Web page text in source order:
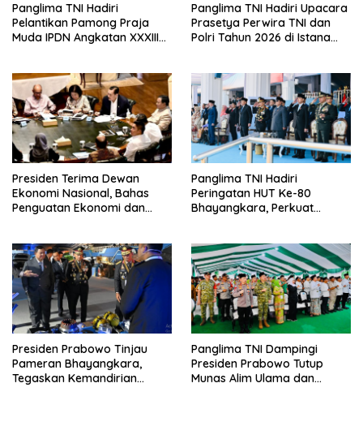
Panglima TNI Hadiri
Pelantikan Pamong Praja
Muda IPDN Angkatan XXXIII
Panglima TNI Hadiri Upacara
Prasetya Perwira TNI dan
Polri Tahun 2026 di Istana
Presiden Terima Dewan
Ekonomi Nasional, Bahas
Penguatan Ekonomi dan
Panglima TNI Hadiri
Peringatan HUT Ke-80
Bhayangkara, Perkuat
Presiden Prabowo Tinjau
Pameran Bhayangkara,
Tegaskan Kemandirian
Panglima TNI Dampingi
Presiden Prabowo Tutup
Munas Alim Ulama dan